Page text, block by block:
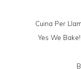
Cuina Per
Yes We